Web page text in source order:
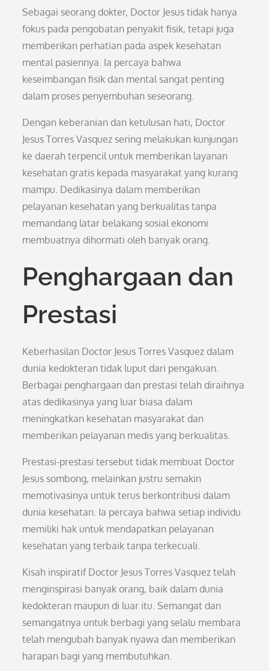
Sebagai seorang dokter, Doctor Jesus tidak hanya
fokus pada pengobatan penyakit fisik, tetapi juga
memberikan perhatian pada aspek kesehatan
mental pasiennya. Ia percaya bahwa
keseimbangan fisik dan mental sangat penting
dalam proses penyembuhan seseorang.
Dengan keberanian dan ketulusan hati, Doctor
Jesus Torres Vasquez sering melakukan kunjungan
ke daerah terpencil untuk memberikan layanan
kesehatan gratis kepada masyarakat yang kurang
mampu. Dedikasinya dalam memberikan
pelayanan kesehatan yang berkualitas tanpa
memandang latar belakang sosial ekonomi
membuatnya dihormati oleh banyak orang.
Penghargaan dan
Prestasi
Keberhasilan Doctor Jesus Torres Vasquez dalam
dunia kedokteran tidak luput dari pengakuan.
Berbagai penghargaan dan prestasi telah diraihnya
atas dedikasinya yang luar biasa dalam
meningkatkan kesehatan masyarakat dan
memberikan pelayanan medis yang berkualitas.
Prestasi-prestasi tersebut tidak membuat Doctor
Jesus sombong, melainkan justru semakin
memotivasinya untuk terus berkontribusi dalam
dunia kesehatan. Ia percaya bahwa setiap individu
memiliki hak untuk mendapatkan pelayanan
kesehatan yang terbaik tanpa terkecuali.
Kisah inspiratif Doctor Jesus Torres Vasquez telah
menginspirasi banyak orang, baik dalam dunia
kedokteran maupun di luar itu. Semangat dan
semangatnya untuk berbagi yang selalu membara
telah mengubah banyak nyawa dan memberikan
harapan bagi yang membutuhkan.